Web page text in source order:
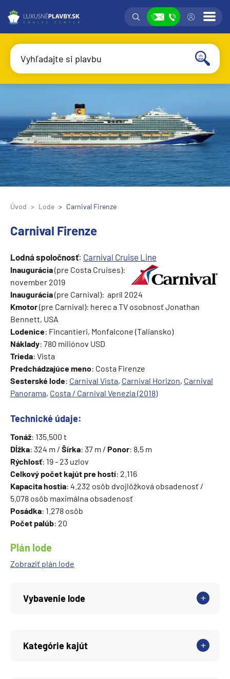
Vyhľadávanie
Vyhľadať
Vyhľadajte si plavbu
Úvod Lode Carnival Firenze
Carnival Firenze
Lodná spoločnosť: Carnival Cruise Line
Inaugurácia(pre Costa Cruises):
november 2019
Inaugurácia(pre Carnival): apríl 2024
Kmotor(pre Carnival): herec a TV osobnosť Jonathan
Bennett, USA
Lodenice: Fincantieri, Monfalcone (Taliansko)
Náklady: 780 miliónov USD
Trieda: Vista
Predchádzajúce meno: Costa Firenze
Sesterské lode: Carnival Vista, Carnival Horizon, Carnival
Panorama, Costa / Carnival Venezia (2018)
Technické údaje:
Tonáž: 135.500 t
Dĺžka: 324 m / Šírka: 37 m / Ponor: 8,5 m
Rýchlosť: 19 - 23 uzlov
Celkový počet kajút pre hostí: 2.116
Kapacita hostia: 4.232 osôb dvojlôžková obsadenosť /
5.078 osôb maximálna obsadenosť
Posádka: 1.278 osôb
Počet palúb: 20
Plán lode
Zobraziť plán lode
Vybavenie lode
Kategórie kajút